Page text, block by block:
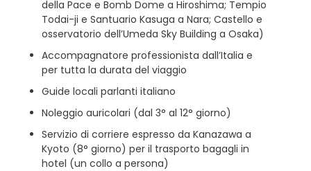
della Pace e Bomb Dome a Hiroshima; Tempio
Todai-ji e Santuario Kasuga a Nara; Castello e
osservatorio dell’Umeda Sky Building a Osaka)
Accompagnatore professionista dall’Italia e
per tutta la durata del viaggio
Guide locali parlanti italiano
Noleggio auricolari (dal 3° al 12° giorno)
Servizio di corriere espresso da Kanazawa a
Kyoto (8° giorno) per il trasporto bagagli in
hotel (un collo a persona)